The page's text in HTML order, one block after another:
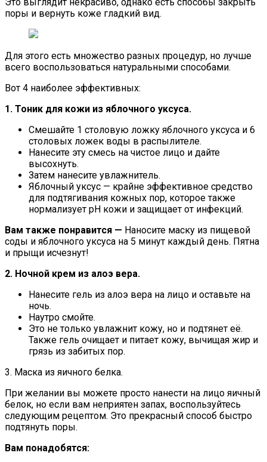
поры и вернуть коже гладкий вид.
Для этого есть множество разных процедур, но лучше
всего воспользоваться натуральными способами.
Вот 4 наиболее эффективных:
1. Тоник для кожи из яблочного уксуса.
Смешайте 1 столовую ложку яблочного уксуса и 6
столовых ложек воды в распылителе.
Нанесите эту смесь на чистое лицо и дайте
высохнуть.
Затем нанесите увлажнитель.
Яблочный уксус — крайне эффективное средство
для подтягивания кожных пор, которое также
нормализует pH кожи и защищает от инфекций.
Вам также понравится — Наносите маску из пищевой
соды и яблочного уксуса на 5 минут каждый день. Пятна
и прыщи исчезнут!
2. Ночной крем из алоэ вера.
Нанесите гель из алоэ вера на лицо и оставьте на
ночь.
Наутро смойте.
Это не только увлажнит кожу, но и подтянет её.
Также гель очищает и питает кожу, вычищая жир и
грязь из забитых пор.
3. Маска из яичного белка.
При желании вы можете просто нанести на лицо яичный
белок, но если вам неприятен запах, воспользуйтесь
следующим рецептом. Это прекрасный способ быстро
подтянуть поры.
Вам понадобятся: